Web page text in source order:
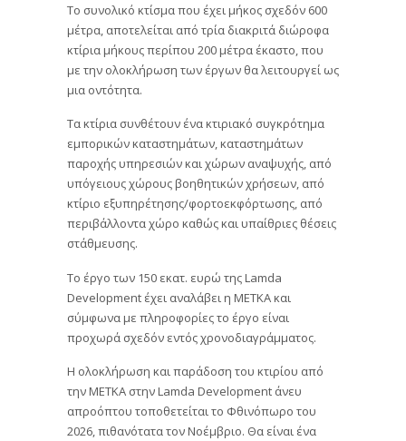
Το συνολικό κτίσμα που έχει μήκος σχεδόν 600
μέτρα, αποτελείται από τρία διακριτά διώροφα
κτίρια μήκους περίπου 200 μέτρα έκαστο, που
με την ολοκλήρωση των έργων θα λειτουργεί ως
μια οντότητα.
Τα κτίρια συνθέτουν ένα κτιριακό συγκρότημα
εμπορικών καταστημάτων, καταστημάτων
παροχής υπηρεσιών και χώρων αναψυχής, από
υπόγειους χώρους βοηθητικών χρήσεων, από
κτίριο εξυπηρέτησης/φορτοεκφόρτωσης, από
περιβάλλοντα χώρο καθώς και υπαίθριες θέσεις
στάθμευσης.
Το έργο των 150 εκατ. ευρώ της Lamda
Development έχει αναλάβει η ΜΕΤΚΑ και
σύμφωνα με πληροφορίες το έργο είναι
προχωρά σχεδόν εντός χρονοδιαγράμματος.
Η ολοκλήρωση και παράδοση του κτιρίου από
την ΜΕΤΚΑ στην Lamda Development άνευ
απροόπτου τοποθετείται το Φθινόπωρο του
2026, πιθανότατα τον Νοέμβριο. Θα είναι ένα